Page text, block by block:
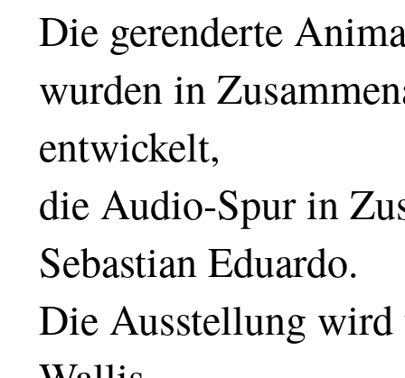
Die gerenderte
wurden in
entwickelt,
die Audio-Spur in
Sebastian Eduardo.
Die Ausstellung